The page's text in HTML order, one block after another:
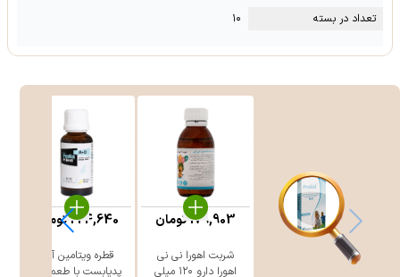
تعداد در بسته ۱۰
شربت اهورا نی نی
اهورا دارو ۱۲۰ میلی
179,903تومان
قطره ویتامین آ+د
پدیابست با طعم موز
224,640تومان